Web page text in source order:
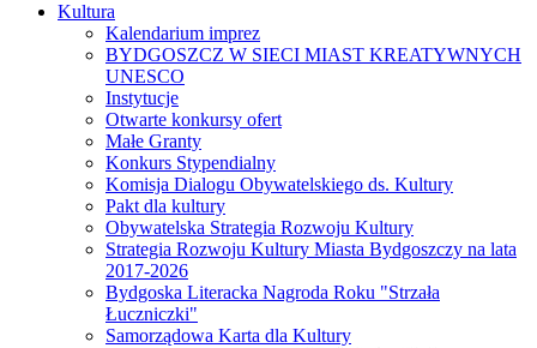
Kultura
Kalendarium imprez
BYDGOSZCZ W SIECI MIAST KREATYWNYCH
UNESCO
Instytucje
Otwarte konkursy ofert
Małe Granty
Konkurs Stypendialny
Komisja Dialogu Obywatelskiego ds. Kultury
Pakt dla kultury
Obywatelska Strategia Rozwoju Kultury
Strategia Rozwoju Kultury Miasta Bydgoszczy na lata
2017-2026
Bydgoska Literacka Nagroda Roku "Strzała
Łuczniczki"
Samorządowa Karta dla Kultury